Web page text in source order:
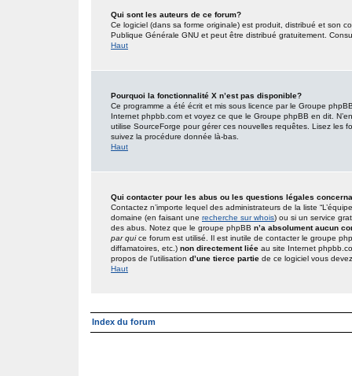
Qui sont les auteurs de ce forum?
Ce logiciel (dans sa forme originale) est produit, distribué et son
Publique Générale GNU et peut être distribué gratuitement.
Haut
Pourquoi la fonctionnalité X n’est pas disponible?
Ce programme a été écrit et mis sous licence par le Groupe
Internet phpbb.com et voyez ce que le Groupe phpBB en dit.
utilise SourceForge pour gérer ces nouvelles requêtes. Lisez les
suivez la procédure donnée là-bas.
Haut
Qui contacter pour les abus ou les questions légales
Contactez n’importe lequel des administrateurs de la liste
domaine (en faisant une recherche sur whois) ou si un service
des abus. Notez que le groupe phpBB n’a absolument aucun
par quice forum est utilisé. Il est inutile de contacter le groupe
diffamatoires, etc.) non directement liée au site Internet
propos de l’utilisation d’une tierce partie de ce logiciel vous
Haut
Index du forum